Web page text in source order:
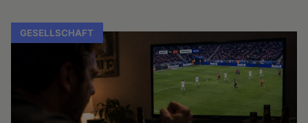
GESELLSCHAFT